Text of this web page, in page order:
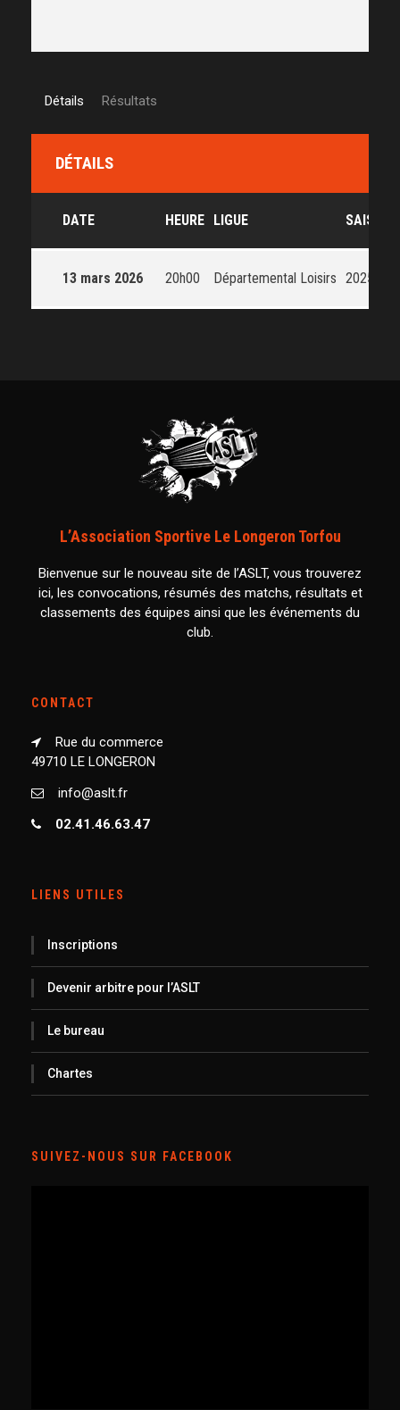
Détails Résultats
DÉTAILS
DATE HEURE LIGUE SAISON
13 mars 2026 20h00 Départemental Loisirs 2025-
L’Association Sportive Le Longeron Torfou
Bienvenue sur le nouveau site de l’ASLT, vous trouverez
ici, les convocations, résumés des matchs, résultats et
classements des équipes ainsi que les événements du
club.
CONTACT
Rue du commerce
49710 LE LONGERON
info@aslt.fr
02.41.46.63.47
LIENS UTILES
Inscriptions
Devenir arbitre pour l’ASLT
Le bureau
Chartes
SUIVEZ-NOUS SUR FACEBOOK